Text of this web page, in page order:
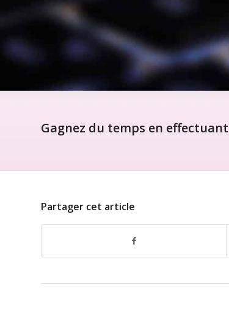
Gagnez du temps en
Partager cet article